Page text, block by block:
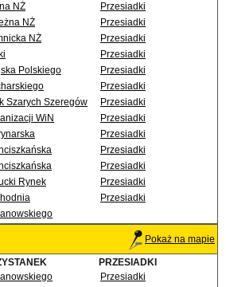
NŻ
Przesiadki
NŻ
Przesiadki
NŻ
Przesiadki
Przesiadki
Polskiego
Przesiadki
Przesiadki
Szarych Szeregów
Przesiadki
WiN
Przesiadki
Przesiadki
Przesiadki
Przesiadki
Rynek
Przesiadki
Przesiadki
Pokaż na mapie
PRZESIADKI
Przesiadki